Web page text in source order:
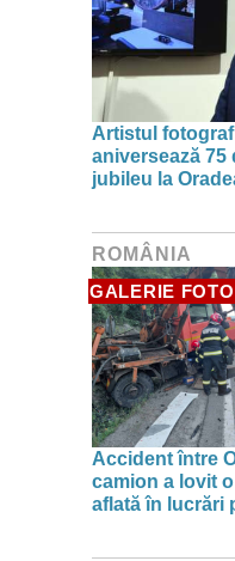
Artistul
aniversează 75
jubileu la
ROMÂNIA
GALERIE FOTO
Accident între
camion a lovit
aflată în lucrări